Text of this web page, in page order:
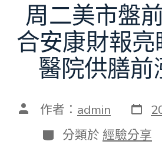
周二美市盤
合安康財報
醫院供膳前
文 作者： admin 發
表
日
期
分
類
分類於 經驗分享